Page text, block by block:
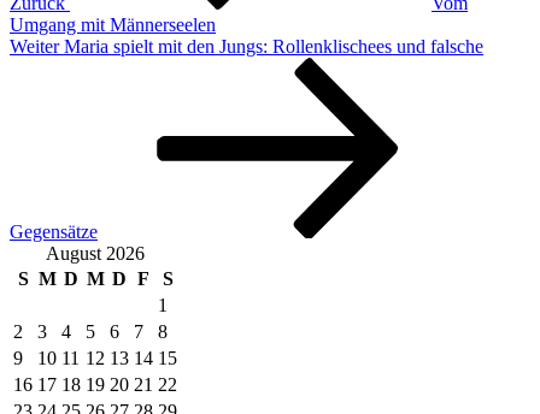
Umgang mit Männerseelen
Nächster
Weiter Maria spielt mit den Jungs: Rollenklischees und falsche
Gegensätze
August 2026
S M D M D F
S
1
2
3 4 5 6 7
8
9
10 11 12 13 14 15
16 17 18 19 20 21 22